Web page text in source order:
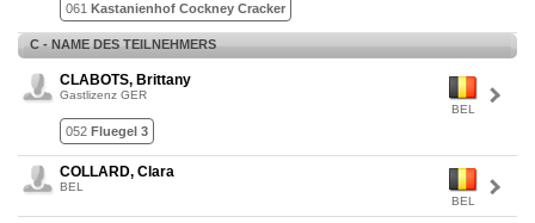
061 Kastanienhof Cockney Cracker
C - NAME DES TEILNEHMERS
BEL
CLABOTS, Brittany
Gastlizenz GER
052 Fluegel 3
BEL
COLLARD, Clara
BEL